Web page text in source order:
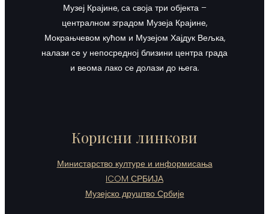
Музеј Крајине, са своја три објекта –
централном зградом Музеја Крајине,
Мокрањчевом кућом и Музејом Хајдук Вељка,
налази се у непосредној близини центра града
и веома лако се долази до њега.
Корисни линкови
Министарство културе и информисања
ICOM СРБИЈА
Музејско друштво Србије